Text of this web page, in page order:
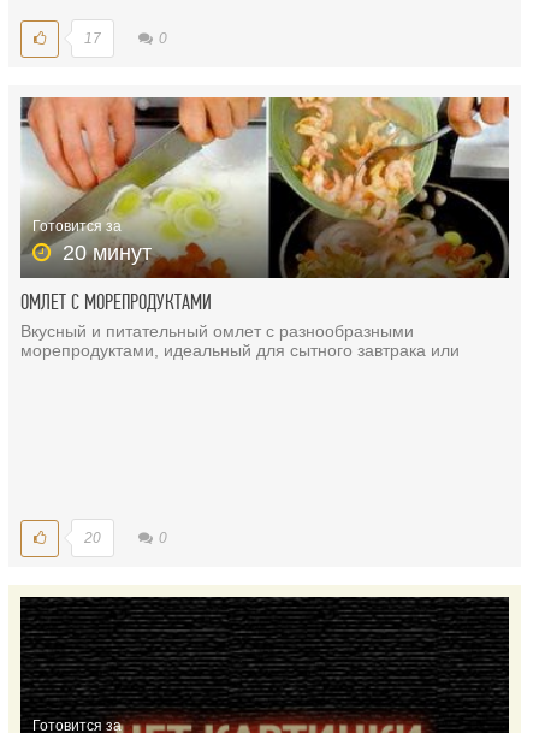
17 0
Готовится за
20 минут
ОМЛЕТ С МОРЕПРОДУКТАМИ
Вкусный и питательный омлет с разнообразными
морепродуктами, идеальный для сытного завтрака или
20 0
Готовится за